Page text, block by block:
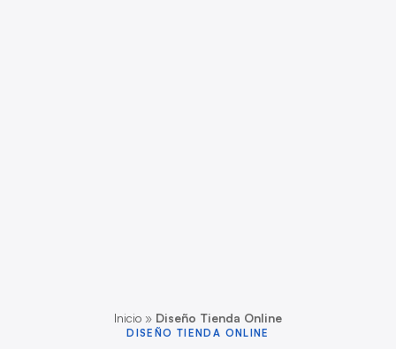
Inicio » Diseño Tienda Online
DISEÑO TIENDA ONLINE